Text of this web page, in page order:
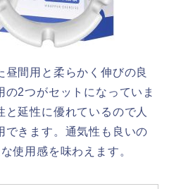
間用と柔らかく伸びの良
の2つがセットになっていま
延性に優れているので人
できます。通気性も良いの
使用感を味わえます。